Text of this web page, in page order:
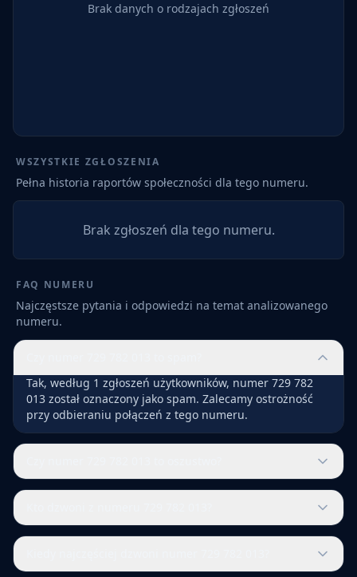
Brak danych o rodzajach zgłoszeń
WSZYSTKIE ZGŁOSZENIA
Pełna historia raportów społeczności dla tego numeru.
Brak zgłoszeń dla tego numeru.
FAQ NUMERU
Najczęstsze pytania i odpowiedzi na temat analizowanego
numeru.
Tak, według 1 zgłoszeń użytkowników, numer 729 782
013 został oznaczony jako spam. Zalecamy ostrożność
przy odbieraniu połączeń z tego numeru.